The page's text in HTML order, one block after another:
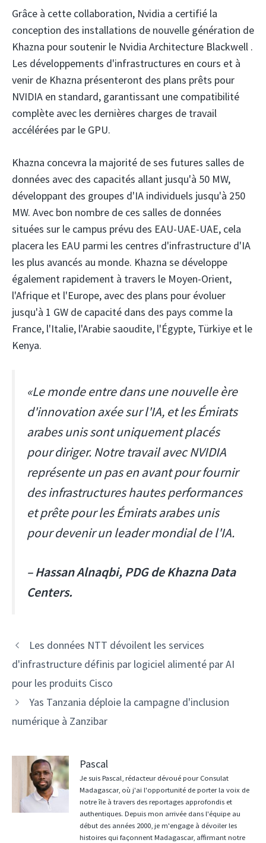
Grâce à cette collaboration, Nvidia a certifié la
conception des installations de nouvelle génération de
Khazna pour soutenir le Nvidia Architecture Blackwell .
Les développements d'infrastructures en cours et à
venir de Khazna présenteront des plans prêts pour
NVIDIA en standard, garantissant une compatibilité
complète avec les dernières charges de travail
accélérées par le GPU.
Khazna concevra la majorité de ses futures salles de
données avec des capacités allant jusqu'à 50 MW,
développant des groupes d'IA individuels jusqu'à 250
MW. Avec bon nombre de ces salles de données
situées sur le campus prévu des EAU-UAE-UAE, cela
placera les EAU parmi les centres d'infrastructure d'IA
les plus avancés au monde. Khazna se développe
également rapidement à travers le Moyen-Orient,
l'Afrique et l'Europe, avec des plans pour évoluer
jusqu'à 1 GW de capacité dans des pays comme la
France, l'Italie, l'Arabie saoudite, l'Égypte, Türkiye et le
Kenya.
«Le monde entre dans une nouvelle ère
d'innovation axée sur l'IA, et les Émirats
arabes unis sont uniquement placés
pour diriger. Notre travail avec NVIDIA
représente un pas en avant pour fournir
des infrastructures hautes performances
et prête pour les Émirats arabes unis
pour devenir un leader mondial de l'IA.
– Hassan Alnaqbi, PDG de Khazna Data
Centers.
Navigation
des
Les données NTT dévoilent les services
d'infrastructure définis par logiciel alimenté par AI
pour les produits Cisco
Yas Tanzania déploie la campagne d'inclusion
numérique à Zanzibar
Pascal
Je suis Pascal, rédacteur dévoué pour Consulat
Madagascar, où j'ai l'opportunité de porter la voix de
notre île à travers des reportages approfondis et
authentiques. Depuis mon arrivée dans l'équipe au
début des années 2000, je m'engage à dévoiler les
histoires qui façonnent Madagascar, affirmant notre